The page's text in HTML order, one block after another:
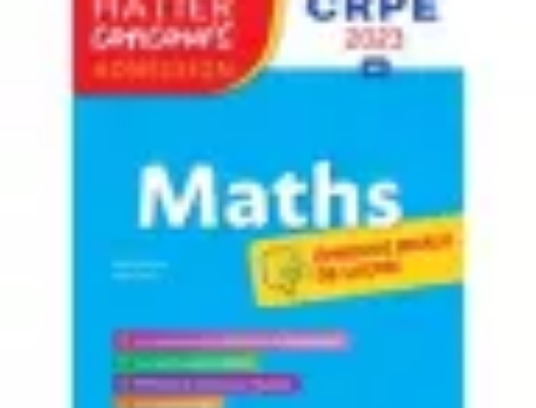
Guide Grandes Écoles
Admission et PréparationPréparation et Stratégie Formations
Guides